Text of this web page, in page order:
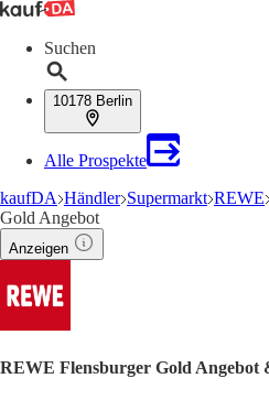
Suchen
10178 Berlin
Alle Prospekte
kaufDA Händler Supermarkt REWE
Gold Angebot
Anzeigen
REWE Flensburger Gold Angebot